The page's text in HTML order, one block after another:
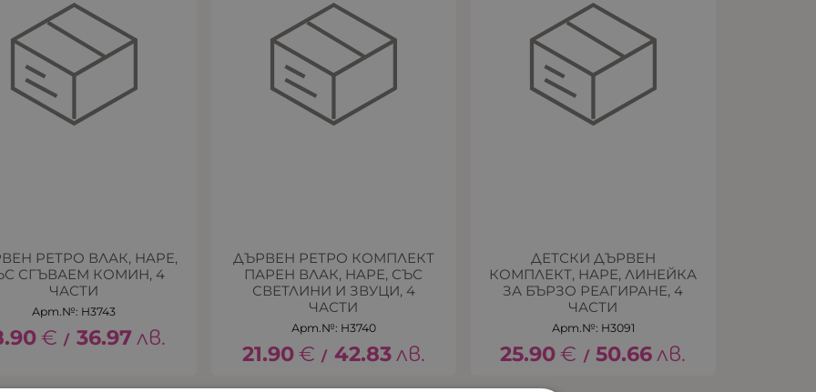
РЕТРО ВЛАК, HAPE,
СГЪВАЕМ КОМИН, 4
ЧАСТИ
Арт.№: H3743
€ / 36.97 лв.
ДЪРВЕН РЕТРО КОМПЛЕКТ
ПАРЕН ВЛАК, HAPE, СЪС
СВЕТЛИНИ И ЗВУЦИ, 4
ЧАСТИ
Арт.№: H3740
21.90€ / 42.83лв.
ДЕТСКИ ДЪРВЕН
КОМПЛЕКТ, HAPE, ЛИНЕЙКА
ЗА БЪРЗО РЕАГИРАНЕ, 4
ЧАСТИ
Арт.№: H3091
25.90€ / 50.66лв.